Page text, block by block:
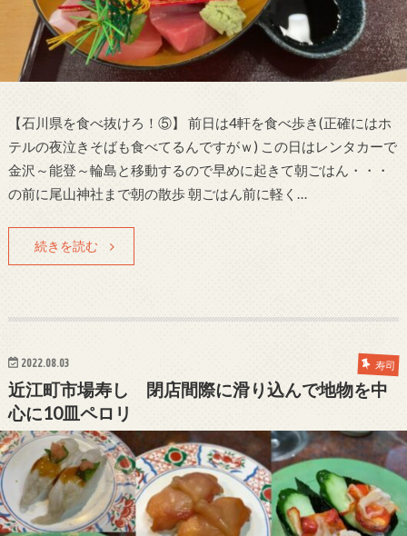
【石川県を食べ抜けろ！⑤】 前日は4軒を食べ歩き(正確にはホ
テルの夜泣きそばも食べてるんですがｗ) この日はレンタカーで
金沢～能登～輪島と移動するので早めに起きて朝ごはん・・・
の前に尾山神社まで朝の散歩 朝ごはん前に軽く…
続きを読む
2022.08.03 寿司
近江町市場寿し 閉店間際に滑り込んで地物を中
心に10皿ペロリ